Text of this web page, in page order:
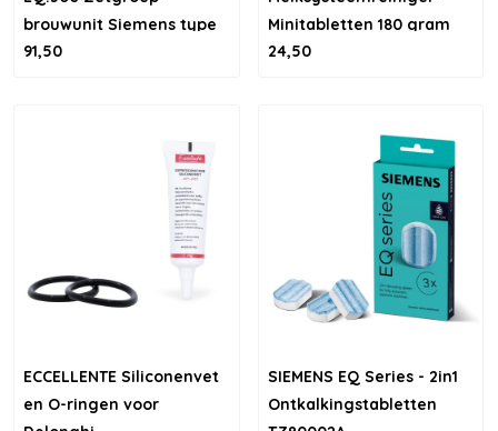
brouwunit Siemens type
11041311
91,50
Minitabletten 180 gram
Navulling
24,50
ECCELLENTE Siliconenvet
en O-ringen voor
SIEMENS EQ Series - 2in1
Ontkalkingstabletten